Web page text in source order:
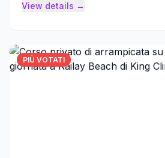
View details →
PIÙ VOTATI